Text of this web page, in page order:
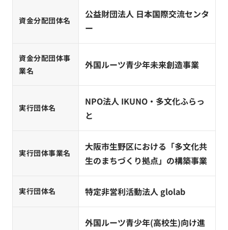
資金分配団体名
公益財団法人 日本国際交流センタ
ー
資金分配団体事
業名
外国ルーツ青少年未来創造事業
実行団体名
NPO法人 IKUNO・多文化ふらっ
と
実行団体事業名
大阪市生野区における「多文化共
生のまちづくり拠点」の構築事業
実行団体名 特定非営利活動法人 glolab
外国ルーツ青少年(高校生)向け進